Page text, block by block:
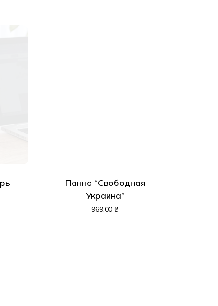
Панно “Свободная
Украина”
969,00 ₴